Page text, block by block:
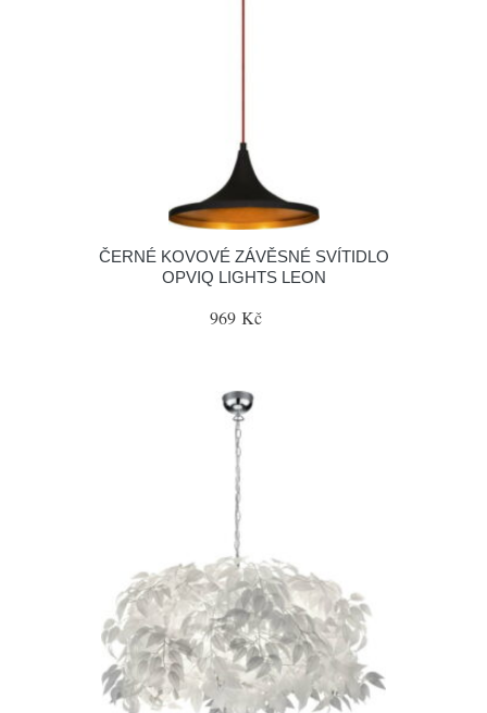
ČERNÉ KOVOVÉ ZÁVĚSNÉ SVÍTIDLO
OPVIQ LIGHTS LEON
969 Kč